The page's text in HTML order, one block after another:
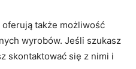
także możliwość
⁤wyrobów.​ Jeśli szukasz
skontaktować się z⁣ nimi ⁤i